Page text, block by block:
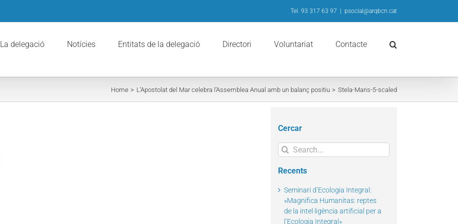
Tel. 93 317 63 97 psocial@arqbcn.cat
La delegació Notícies Entitats de la delegació Directori Voluntariat Contacte
Home L’Apostolat del Mar celebra l’Assemblea Anual amb un balanç positiu Stela-Maris-5-scaled
Cercar
Search
for:
Recents
Seminari d’Ecologia Integral:
«Magnifica Humanitas: reptes
de la intel·ligència artificial per a
l’Ecologia Integral»